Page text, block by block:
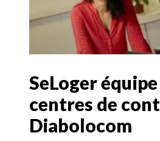
SeLoger équipe
centres de
Diabolocom